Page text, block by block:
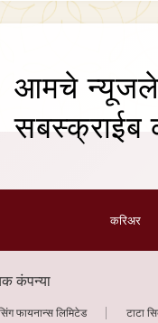
आमचे
सबस्क्राईब
करिअर
कंपन्या
फायनान्स लिमिटेड टाटा